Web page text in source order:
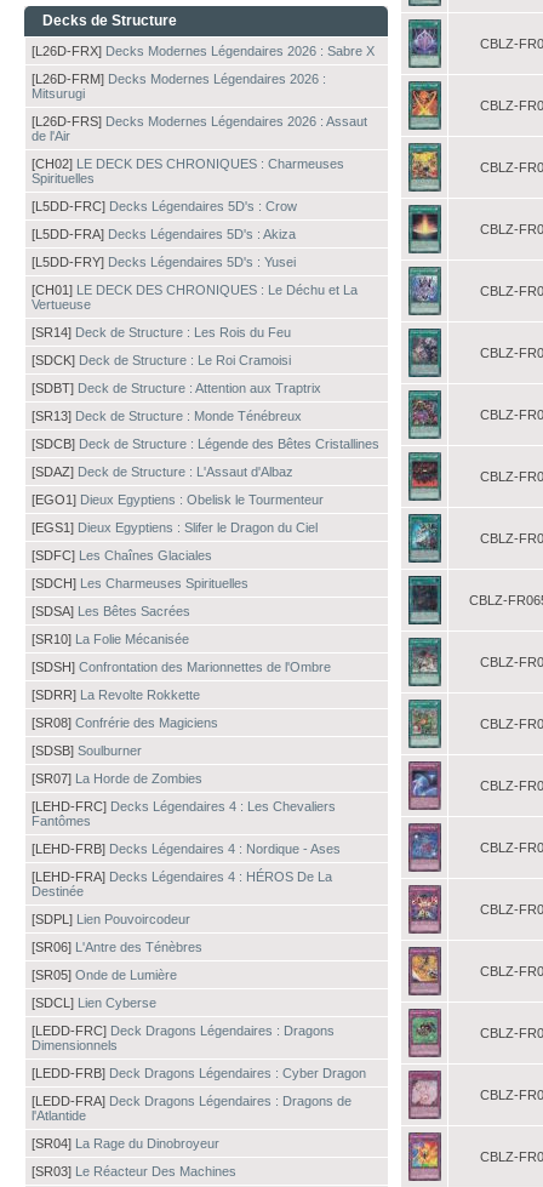
Decks de Structure
[L26D-FRX] Decks Modernes Légendaires 2026 : Sabre X
[L26D-FRM] Decks Modernes Légendaires 2026 :
Mitsurugi
[L26D-FRS] Decks Modernes Légendaires 2026 : Assaut
de l'Air
[CH02] LE DECK DES CHRONIQUES : Charmeuses
Spirituelles
[L5DD-FRC] Decks Légendaires 5D's : Crow
[L5DD-FRA] Decks Légendaires 5D's : Akiza
[L5DD-FRY] Decks Légendaires 5D's : Yusei
[CH01] LE DECK DES CHRONIQUES : Le Déchu et La
Vertueuse
[SR14] Deck de Structure : Les Rois du Feu
[SDCK] Deck de Structure : Le Roi Cramoisi
[SDBT] Deck de Structure : Attention aux Traptrix
[SR13] Deck de Structure : Monde Ténébreux
[SDCB] Deck de Structure : Légende des Bêtes Cristallines
[SDAZ] Deck de Structure : L'Assaut d'Albaz
[EGO1] Dieux Egyptiens : Obelisk le Tourmenteur
[EGS1] Dieux Egyptiens : Slifer le Dragon du Ciel
[SDFC] Les Chaînes Glaciales
[SDCH] Les Charmeuses Spirituelles
[SDSA] Les Bêtes Sacrées
[SR10] La Folie Mécanisée
[SDSH] Confrontation des Marionnettes de l'Ombre
[SDRR] La Revolte Rokkette
[SR08] Confrérie des Magiciens
[SDSB] Soulburner
[SR07] La Horde de Zombies
[LEHD-FRC] Decks Légendaires 4 : Les Chevaliers
Fantômes
[LEHD-FRB] Decks Légendaires 4 : Nordique - Ases
[LEHD-FRA] Decks Légendaires 4 : HÉROS De La
Destinée
[SDPL] Lien Pouvoircodeur
[SR06] L'Antre des Ténèbres
[SR05] Onde de Lumière
[SDCL] Lien Cyberse
[LEDD-FRC] Deck Dragons Légendaires : Dragons
Dimensionnels
[LEDD-FRB] Deck Dragons Légendaires : Cyber Dragon
[LEDD-FRA] Deck Dragons Légendaires : Dragons de
l'Atlantide
[SR04] La Rage du Dinobroyeur
[SR03] Le Réacteur Des Machines
CBLZ-
CBLZ-
CBLZ-
CBLZ-
CBLZ-
CBLZ-
CBLZ-
CBLZ-
CBLZ-
CBLZ-
CBLZ-
CBLZ-
CBLZ-
CBLZ-
CBLZ-
CBLZ-
CBLZ-
CBLZ-
CBLZ-